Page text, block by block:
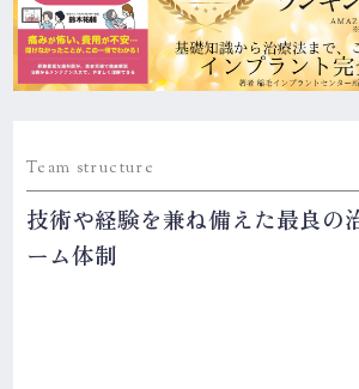
Team structure
技術や経験を兼ね備えた最良の
ーム体制